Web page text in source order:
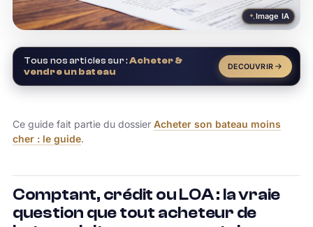
Image IA
Tous nos articles sur :Acheter &
vendre un bateau
DECOUVRIR
Ce guide fait partie du dossier Acheter son bateau moins
cher : le guide.
Comptant, crédit ou LOA : la vraie
question que tout acheteur de